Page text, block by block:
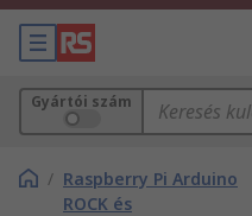
Gyártói szám
/ Raspberry Pi Arduino
ROCK és